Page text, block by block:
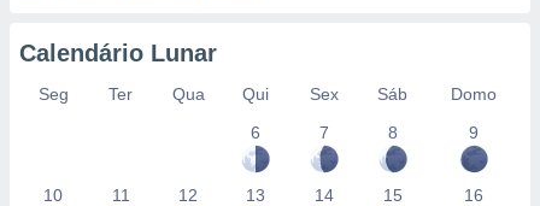
Calendário Lunar
Seg Ter Qua Qui Sex Sáb
Domo
6
7 8 9
10 11 12 13 14 15 16